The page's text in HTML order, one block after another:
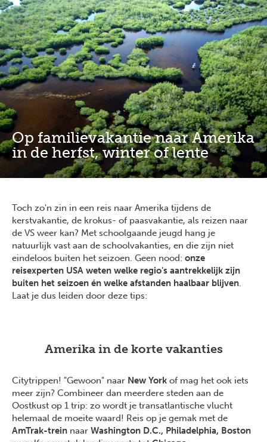
Overslaan
en
naar
de
inhoud
gaan
Op familievakantie naar Amerika
in de herfst, winter of lente
Toch zo'n zin in een reis naar Amerika tijdens de
kerstvakantie, de krokus- of paasvakantie, als reizen naar
de VS weer kan? Met schoolgaande jeugd hang je
natuurlijk vast aan de schoolvakanties, en die zijn niet
eindeloos buiten het seizoen. Geen nood: onze
reisexperten USA weten welke regio's aantrekkelijk zijn
buiten het seizoen én welke afstanden haalbaar blijven.
Laat je dus leiden door deze tips:
Amerika in de korte vakanties
Citytrippen! "Gewoon" naar New York of mag het ook iets
meer zijn? Combineer dan meerdere steden aan de
Oostkust op 1 trip: zo wordt je transatlantische vlucht
helemaal de moeite waard! Reis op je gemak met de
AmTrak-trein naar Washington D.C., Philadelphia, Boston
Full
screen
Close